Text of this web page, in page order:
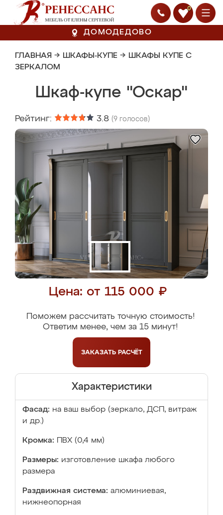
0
ДОМОДЕДОВО
ГЛАВНАЯ → ШКАФЫ-КУПЕ → ШКАФЫ КУПЕ С
ЗЕРКАЛОМ
Шкаф-купе "Оскар"
Рейтинг: 3.8 (9 голосов)
Цена: от 115 000 ₽
Поможем рассчитать точную стоимость!
Ответим менее, чем за 15 минут!
ЗАКАЗАТЬ РАСЧЁТ
Характеристики
Фасад: на ваш выбор (зеркало, ДСП, витраж
и др.)
Кромка: ПВХ (0,4 мм)
Размеры: изготовление шкафа любого
размера
Раздвижная система: алюминиевая,
нижнеопорная